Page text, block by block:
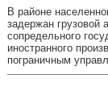
В районе
задержан грузовой
сопредельного
иностранного
пограничным